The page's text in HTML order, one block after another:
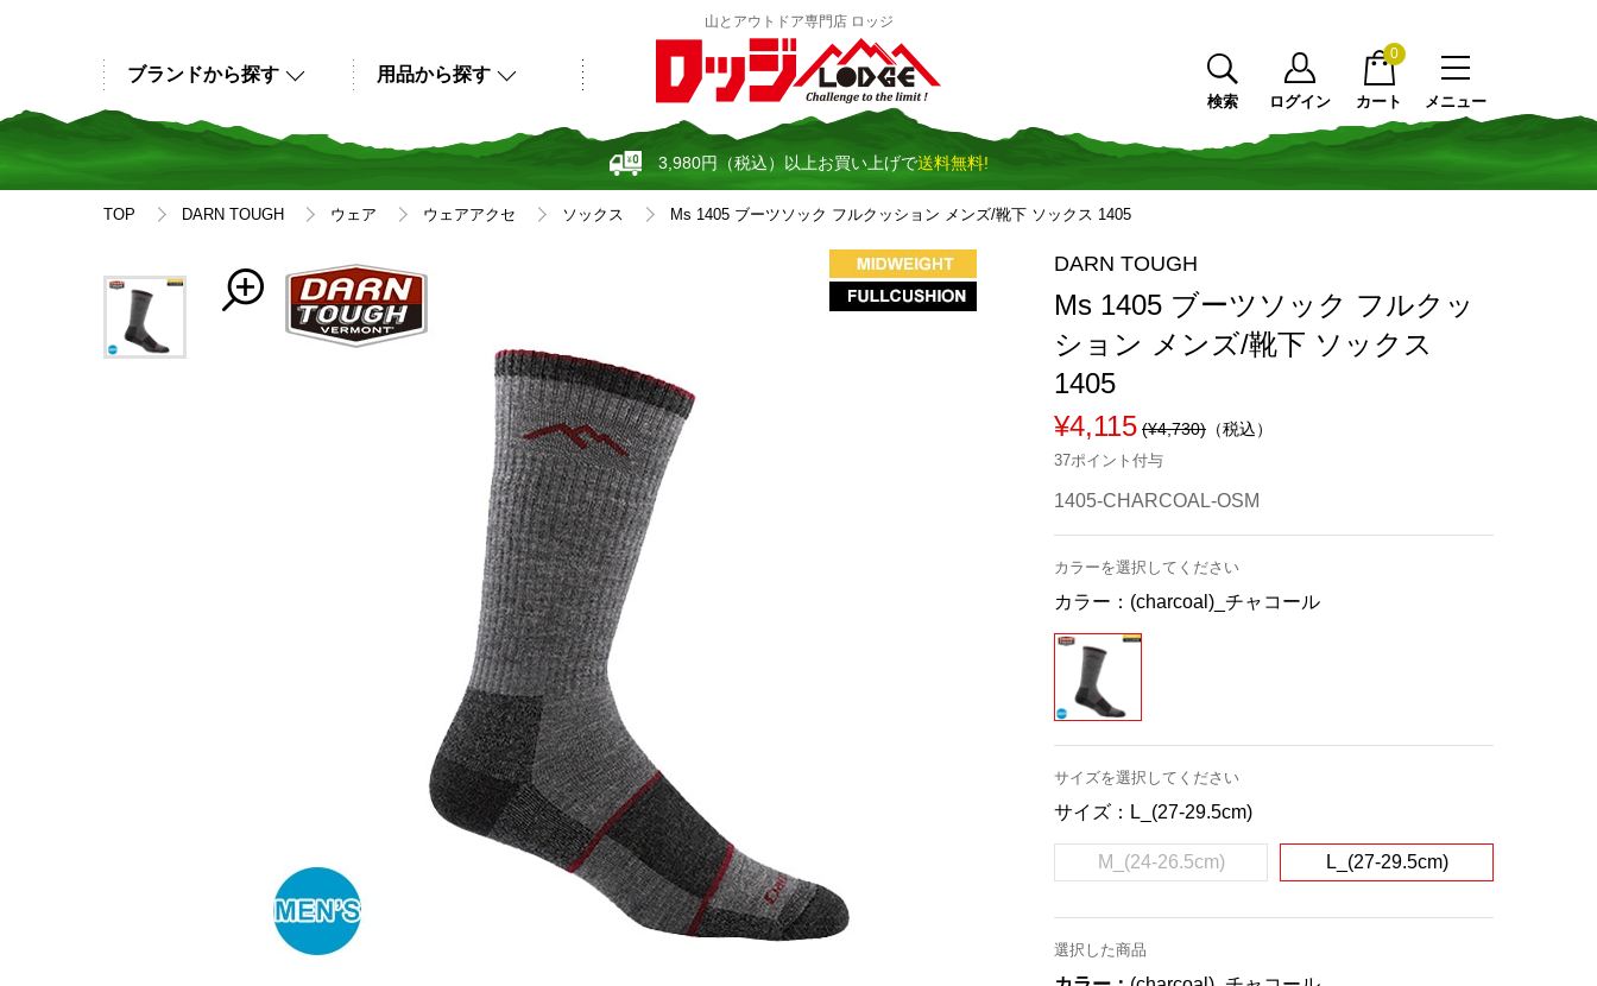
山とアウトドア専門店 ロッジ
3,980円（税込）以上お買い上げで送料無料!
用品から探す
ブランドから探す
メニュー
検索 ログイン カート
0
TOP DARN TOUGH ウェア ウェアアクセ ソックス Ms 1405 ブーツソック フルクッション メンズ/靴下 ソックス 1405
DARN TOUGH
Ms 1405 ブーツソック フルクッ
ション メンズ/靴下 ソックス
1405
¥4,115 (¥4,730) （税込）
37ポイント付与
1405-CHARCOAL-OSM
カラーを選択してください
カラー： (charcoal)_チャコール
サイズを選択してください
サイズ： L_(27-29.5cm)
M_(24-26.5cm) L_(27-29.5cm)
選択した商品